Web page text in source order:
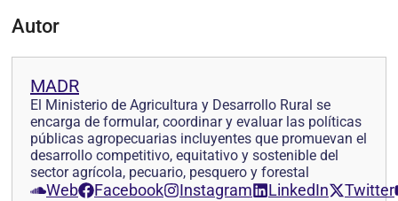
Autor
MADR
El Ministerio de Agricultura y Desarrollo Rural se
encarga de formular, coordinar y evaluar las políticas
públicas agropecuarias incluyentes que promuevan el
desarrollo competitivo, equitativo y sostenible del
sector agrícola, pecuario, pesquero y forestal
Web Facebook Instagram LinkedIn Twitter